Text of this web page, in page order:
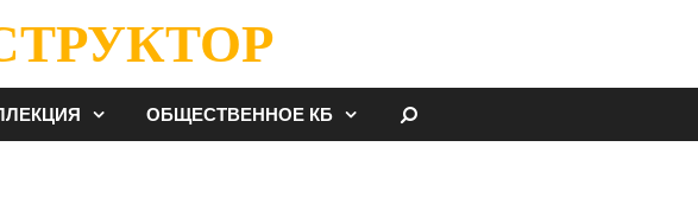
ОБЩЕСТВЕННОЕ КБ